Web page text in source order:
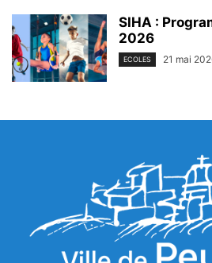
SIHA :
2026
ECOLES 21 mai